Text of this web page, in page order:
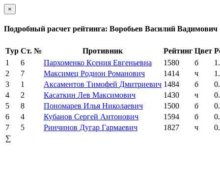
×
Подробный расчет рейтинга: Воробьев Василий Вадимович
Тур Ст. № Противник Рейтинг Цвет
1
6 Пархоменко Ксения Евгеньевна 1580 б
2
7 Максимец Родион Романович 1414 ч
3
1 Аксаментов Тимофей Дмитриевич 1484 б
4
2 Касаткин Лев Максимович 1430 ч
5
8 Пономарев Илья Николаевич 1500 б
6
4 Кубанов Сергей Антонович 1594 б
7
5 Ринчинов Дугар Гармаевич 1827 ч
∑